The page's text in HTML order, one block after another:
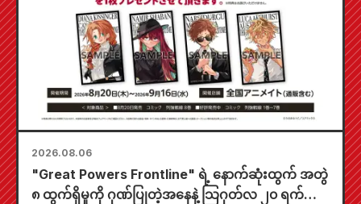
2026.08.06
"Great Powers Frontline" ရဲ့ နောက်ဆုံးထွက် အတွဲ
၈ ထွက်ရှိမှုကို ဂုဏ်ပြုတဲ့အနေနဲ့ သြဂုတ်လ ၂၀ ရက်နေ့